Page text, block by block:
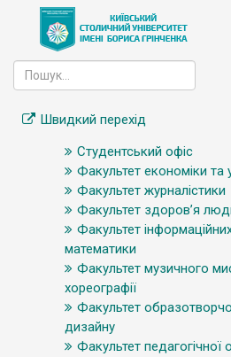
Швидкий перехід
Студентський офіс
Факультет економіки та
Факультет журналістики
Факультет здоров’я
Факультет
математики
Факультет музичного
хореографії
Факультет
дизайну
Факультет педагогічної